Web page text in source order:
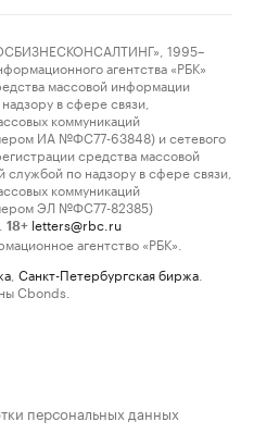
1995–
агентства «РБК»
массовой информации
в сфере связи,
коммуникаций
ИА №ФС77-63848) и сетевого
средства массовой
по надзору в сфере связи,
коммуникаций
ЭЛ №ФС77-82385)
18+ letters@rbc.ru
агентство «РБК».
Санкт-Петербургская биржа
Cbonds.
персональных данных